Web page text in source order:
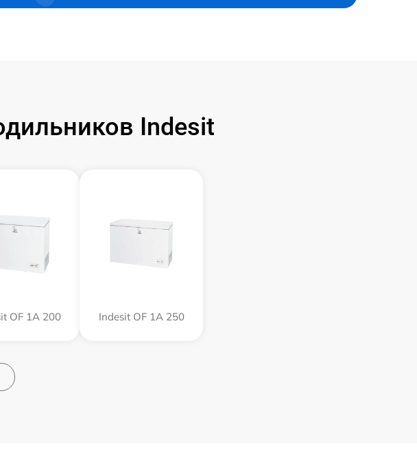
Indesit
OF 1A 200 Indesit OF 1A 250